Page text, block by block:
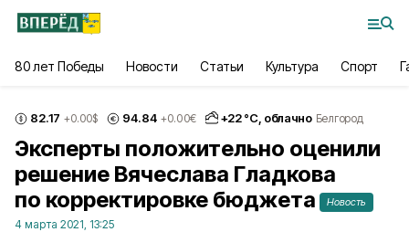
80 лет Победы Новости Статьи Культура Спорт
82.17 +0.00$ 94.84 +0.00€ +22°С, облачно Белгород
Эксперты положительно оценили
решение Вячеслава Гладкова
по корректировке бюджета
Новость
4 марта 2021, 13:25